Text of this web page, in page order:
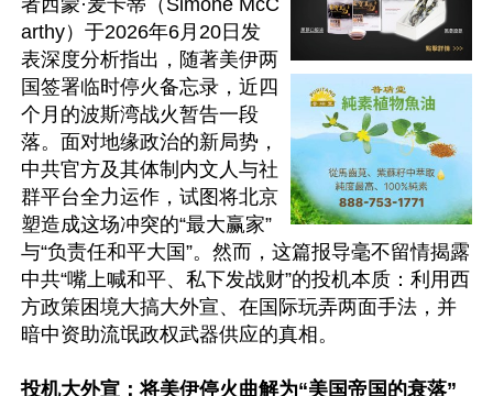
者西蒙·麦卡蒂（Simone McC
arthy）于2026年6月20日发
表深度分析指出，随著美伊两
国签署临时停火备忘录，近四
个月的波斯湾战火暂告一段
落。面对地缘政治的新局势，
中共官方及其体制内文人与社
群平台全力运作，试图将北京
塑造成这场冲突的“最大赢家”
与“负责任和平大国”。然而，这篇报导毫不留情揭露
中共“嘴上喊和平、私下发战财”的投机本质：利用西
方政策困境大搞大外宣、在国际玩弄两面手法，并
暗中资助流氓政权武器供应的真相。
投机大外宣：将美伊停火曲解为“美国帝国的衰落”